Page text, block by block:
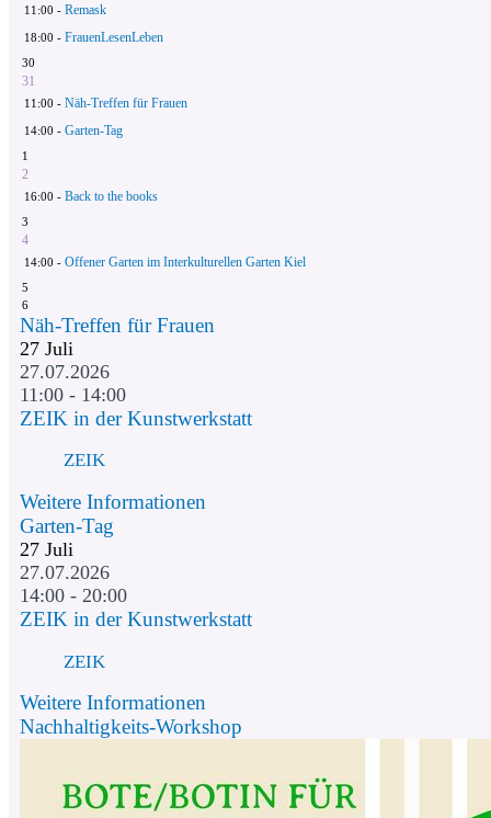
11:00 - Remask
18:00 - FrauenLesenLeben
30
31
11:00 - Näh-Treffen für Frauen
14:00 - Garten-Tag
1
2
16:00 - Back to the books
3
4
14:00 - Offener Garten im Interkulturellen Garten Kiel
5
6
Näh-Treffen für Frauen
27 Juli
27.07.2026
11:00 - 14:00
ZEIK in der Kunstwerkstatt
ZEIK
Weitere Informationen
Garten-Tag
27 Juli
27.07.2026
14:00 - 20:00
ZEIK in der Kunstwerkstatt
ZEIK
Weitere Informationen
Nachhaltigkeits-Workshop